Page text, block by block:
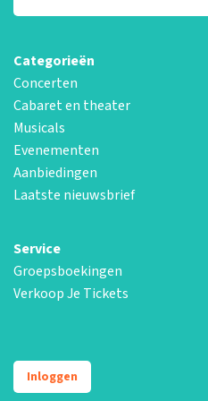
Categorieën
Concerten
Cabaret en theater
Musicals
Evenementen
Aanbiedingen
Laatste nieuwsbrief
Service
Groepsboekingen
Verkoop Je Tickets
Inloggen